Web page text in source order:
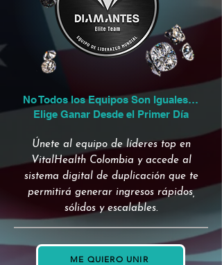
No Todos los Equipos Son Iguales…
Elige Ganar Desde el Primer Día
Únete al equipo de líderes top en
VitalHealth Colombia y accede al
sistema digital de duplicación que te
permitirá generar ingresos rápidos,
sólidos y escalables.
ME QUIERO UNIR